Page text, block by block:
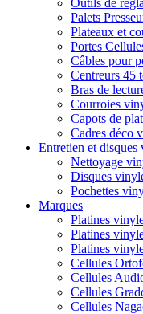
Outils de
Palets
Plateaux et
Portes
Câbles pour
Centreurs 45
Bras de
Courroies
Capots de
Cadres déco
Entretien et disques
Nettoyage
Disques
Pochettes
Marques
Platines
Platines
Platines
Cellules
Cellules
Cellules
Cellules